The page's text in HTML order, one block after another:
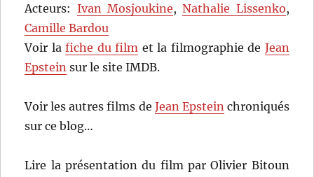
Acteurs: Ivan Mosjoukine,Nathalie Lissenko,
Camille Bardou
Voir lafiche du film et la filmographie de Jean
Epstein sur le site IMDB.
Voir les autres films de Jean Epsteinchroniqués
sur ce blog…
Lire la présentation du film par Olivier Bitoun